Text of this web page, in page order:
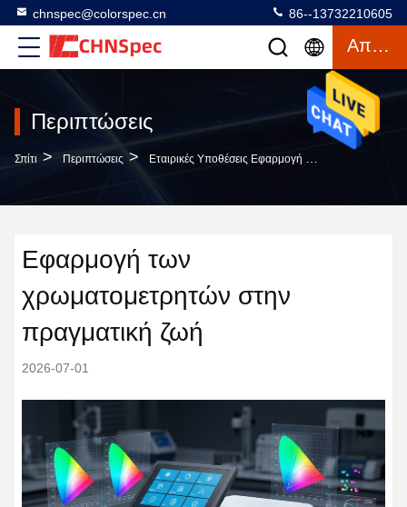
chnspec@colorspec.cn 86--13732210605
Απόσπασμα
Περιπτώσεις
Σπίτι > Περιπτώσεις > Εταιρικές Υποθέσεις Εφαρμογή Των Χρωματομετρητών Στην Πραγματική Ζωή
Εφαρμογή των
χρωματομετρητών στην
πραγματική ζωή
2026-07-01